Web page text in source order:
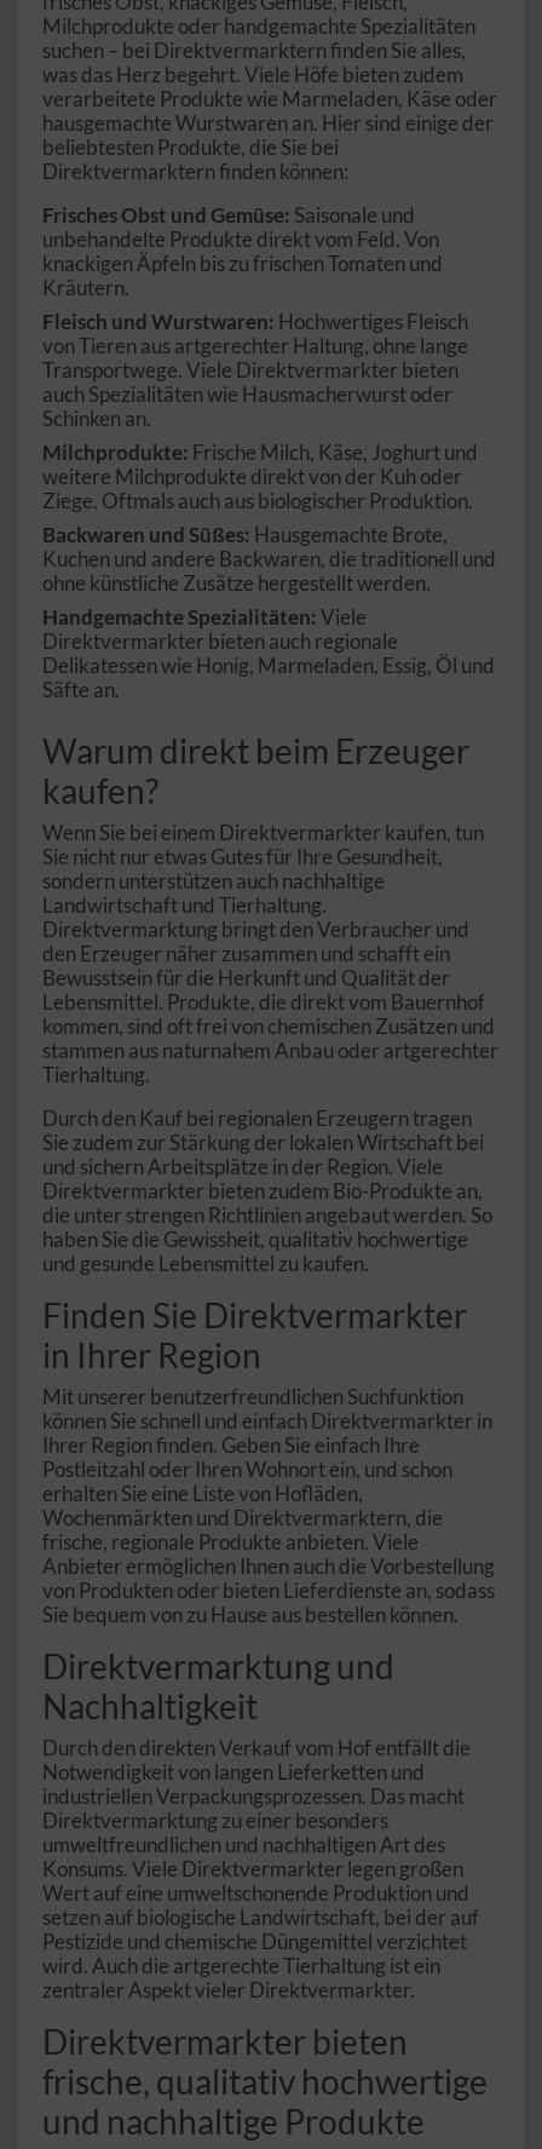
Milchprodukte oder handgemachte Spezialitäten
suchen – bei Direktvermarktern finden Sie alles,
was das Herz begehrt. Viele Höfe bieten zudem
verarbeitete Produkte wie Marmeladen, Käse oder
hausgemachte Wurstwaren an. Hier sind einige der
beliebtesten Produkte, die Sie bei
Direktvermarktern finden können:
Frisches Obst und Gemüse: Saisonale und
unbehandelte Produkte direkt vom Feld. Von
knackigen Äpfeln bis zu frischen Tomaten und
Kräutern.
Fleisch und Wurstwaren: Hochwertiges Fleisch
von Tieren aus artgerechter Haltung, ohne lange
Transportwege. Viele Direktvermarkter bieten
auch Spezialitäten wie Hausmacherwurst oder
Schinken an.
Milchprodukte: Frische Milch, Käse, Joghurt und
weitere Milchprodukte direkt von der Kuh oder
Ziege. Oftmals auch aus biologischer Produktion.
Backwaren und Süßes: Hausgemachte Brote,
Kuchen und andere Backwaren, die traditionell und
ohne künstliche Zusätze hergestellt werden.
Handgemachte Spezialitäten:Viele
Direktvermarkter bieten auch regionale
Delikatessen wie Honig, Marmeladen, Essig, Öl und
Säfte an.
Warum direkt beim Erzeuger
kaufen?
Wenn Sie bei einem Direktvermarkter kaufen, tun
Sie nicht nur etwas Gutes für Ihre Gesundheit,
sondern unterstützen auch nachhaltige
Landwirtschaft und Tierhaltung.
Direktvermarktung bringt den Verbraucher und
den Erzeuger näher zusammen und schafft ein
Bewusstsein für die Herkunft und Qualität der
Lebensmittel. Produkte, die direkt vom Bauernhof
kommen, sind oft frei von chemischen Zusätzen und
stammen aus naturnahem Anbau oder artgerechter
Tierhaltung.
Durch den Kauf bei regionalen Erzeugern tragen
Sie zudem zur Stärkung der lokalen Wirtschaft bei
und sichern Arbeitsplätze in der Region. Viele
Direktvermarkter bieten zudem Bio-Produkte an,
die unter strengen Richtlinien angebaut werden. So
haben Sie die Gewissheit, qualitativ hochwertige
und gesunde Lebensmittel zu kaufen.
Finden Sie Direktvermarkter
in Ihrer Region
Mit unserer benutzerfreundlichen Suchfunktion
können Sie schnell und einfach Direktvermarkter in
Ihrer Region finden. Geben Sie einfach Ihre
Postleitzahl oder Ihren Wohnort ein, und schon
erhalten Sie eine Liste von Hofläden,
Wochenmärkten und Direktvermarktern, die
frische, regionale Produkte anbieten. Viele
Anbieter ermöglichen Ihnen auch die Vorbestellung
von Produkten oder bieten Lieferdienste an, sodass
Sie bequem von zu Hause aus bestellen können.
Direktvermarktung und
Nachhaltigkeit
Durch den direkten Verkauf vom Hof entfällt die
Notwendigkeit von langen Lieferketten und
industriellen Verpackungsprozessen. Das macht
Direktvermarktung zu einer besonders
umweltfreundlichen und nachhaltigen Art des
Konsums. Viele Direktvermarkter legen großen
Wert auf eine umweltschonende Produktion und
setzen auf biologische Landwirtschaft, bei der auf
Pestizide und chemische Düngemittel verzichtet
wird. Auch die artgerechte Tierhaltung ist ein
zentraler Aspekt vieler Direktvermarkter.
Direktvermarkter bieten
frische, qualitativ hochwertige
und nachhaltige Produkte